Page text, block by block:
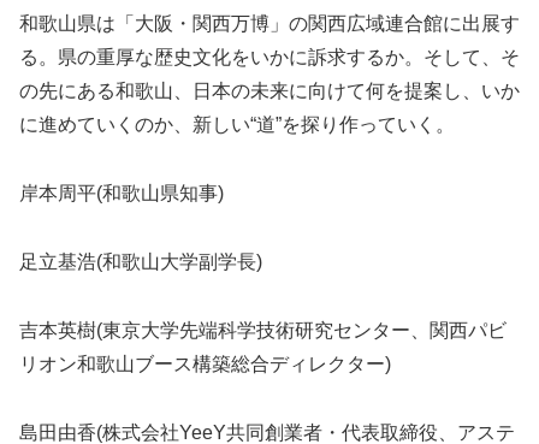
和歌山県は「大阪・関西万博」の関西広域連合館に出展す
る。県の重厚な歴史文化をいかに訴求するか。そして、そ
の先にある和歌山、日本の未来に向けて何を提案し、いか
に進めていくのか、新しい“道”を探り作っていく。
岸本周平(和歌山県知事)
足立基浩(和歌山大学副学長)
吉本英樹(東京大学先端科学技術研究センター、関西パビ
リオン和歌山ブース構築総合ディレクター)
島田由香(株式会社YeeY共同創業者・代表取締役、アステ